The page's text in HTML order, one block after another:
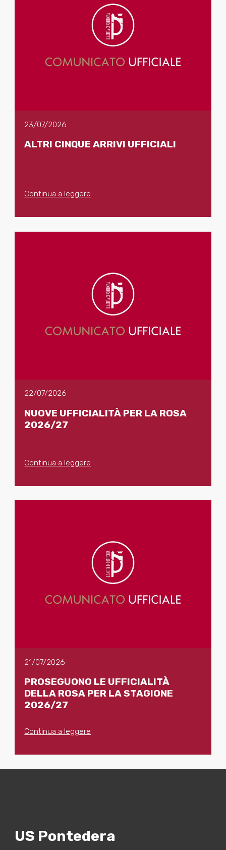
23/07/2026
ALTRI CINQUE ARRIVI UFFICIALI
Continua a leggere
22/07/2026
NUOVE UFFICIALITÀ PER LA ROSA
2026/27
Continua a leggere
21/07/2026
PROSEGUONO LE UFFICIALITÀ
DELLA ROSA PER LA STAGIONE
2026/27
Continua a leggere
US Pontedera